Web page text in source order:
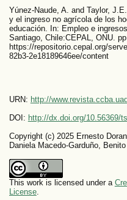
Yúnez-Naude, A. and Taylor,
y el ingreso no agrícola de los
educación. In: Empleo e
Santiago, Chile:CEPAL, ONU.
https://repositorio.cepal.org/
82b3-2e18189646ee/content
URN: http://
DOI: http://dx.doi.org/10.56369/
Copyright (c) 2025 Ernesto
Daniela Macedo-Garduño,
This work is licensed under a
License.